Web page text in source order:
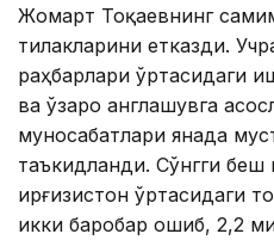
Жомарт Тоқаевнинг
тилакларини етказди.
раҳбарлари ўртасидаги
ва ўзаро англашувга
муносабатлари янада
таъкидланди. Сўнгги беш
Қирғизистон ўртасидаги
икки баробар ошиб, 2,2